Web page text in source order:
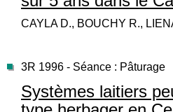
CAYLA D., BOUCHY R.,
3R 1996 - Séance : Pâturage
Systèmes laitiers